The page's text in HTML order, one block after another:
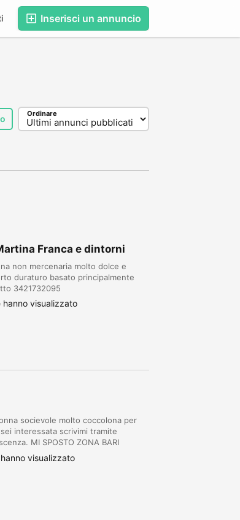
Inserisci un annuncio
Ordinare
Franca e dintorni
non mercenaria molto dolce e
duraturo basato principalmente
3421732095
visualizzato
socievole molto coccolona per
interessata scrivimi tramite
MI SPOSTO ZONA BARI
CEGLIE MESSAPICA,
visualizzato